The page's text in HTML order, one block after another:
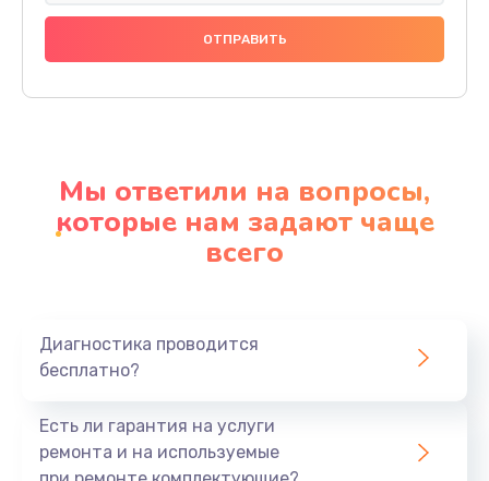
Замена праймера
1000 руб.
Заказать
Профилактическая чистка
Заказать
Мы ответили на вопросы,
которые нам задают чаще
всего
Диагностика проводится
бесплатно?
Есть ли гарантия на услуги
ремонта и на используемые